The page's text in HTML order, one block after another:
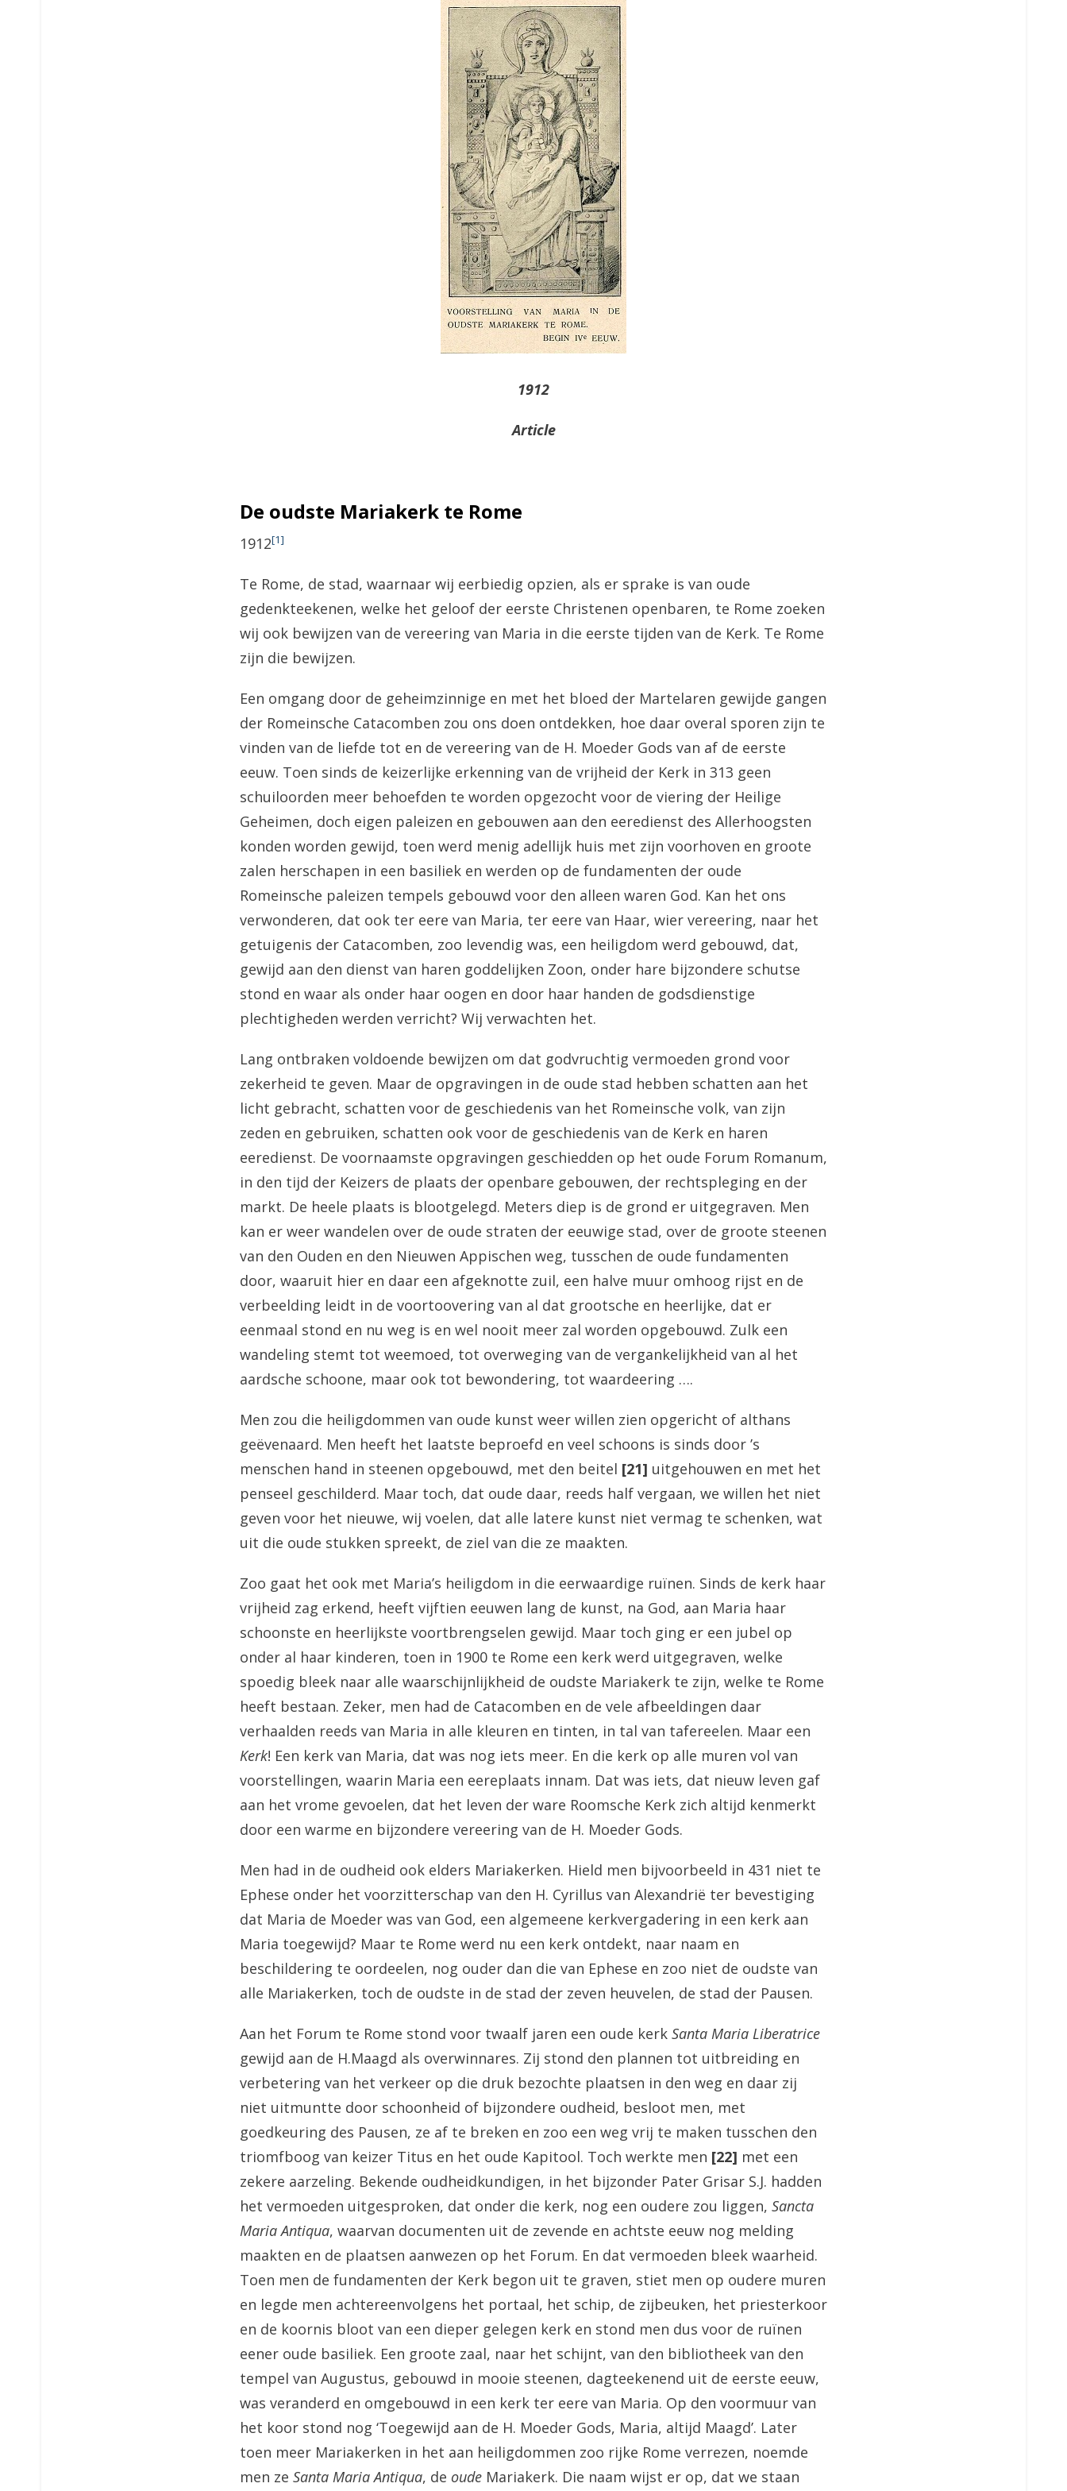
1912
Article
De oudste Mariakerk te Rome
1912[1]
Te Rome, de stad, waarnaar wij eerbiedig opzien, als er sprake is van oude
gedenkteekenen, welke het geloof der eerste Christenen openbaren, te Rome zoeken
wij ook bewijzen van de vereering van Maria in die eerste tijden van de Kerk. Te Rome
zijn die bewijzen.
Een omgang door de geheimzinnige en met het bloed der Martelaren gewijde gangen
der Romeinsche Catacomben zou ons doen ontdekken, hoe daar overal sporen zijn te
vinden van de liefde tot en de vereering van de H. Moeder Gods van af de eerste
eeuw. Toen sinds de keizerlijke erkenning van de vrijheid der Kerk in 313 geen
schuiloorden meer behoefden te worden opgezocht voor de viering der Heilige
Geheimen, doch eigen paleizen en gebouwen aan den eeredienst des Allerhoogsten
konden worden gewijd, toen werd menig adellijk huis met zijn voorhoven en groote
zalen herschapen in een basiliek en werden op de fundamenten der oude
Romeinsche paleizen tempels gebouwd voor den alleen waren God. Kan het ons
verwonderen, dat ook ter eere van Maria, ter eere van Haar, wier vereering, naar het
getuigenis der Catacomben, zoo levendig was, een heiligdom werd gebouwd, dat,
gewijd aan den dienst van haren goddelijken Zoon, onder hare bijzondere schutse
stond en waar als onder haar oogen en door haar handen de godsdienstige
plechtigheden werden verricht? Wij verwachten het.
Lang ontbraken voldoende bewijzen om dat godvruchtig vermoeden grond voor
zekerheid te geven. Maar de opgravingen in de oude stad hebben schatten aan het
licht gebracht, schatten voor de geschiedenis van het Romeinsche volk, van zijn
zeden en gebruiken, schatten ook voor de geschiedenis van de Kerk en haren
eeredienst. De voornaamste opgravingen geschiedden op het oude Forum Romanum,
in den tijd der Keizers de plaats der openbare gebouwen, der rechtspleging en der
markt. De heele plaats is blootgelegd. Meters diep is de grond er uitgegraven. Men
kan er weer wandelen over de oude straten der eeuwige stad, over de groote steenen
van den Ouden en den Nieuwen Appischen weg, tusschen de oude fundamenten
door, waaruit hier en daar een afgeknotte zuil, een halve muur omhoog rijst en de
verbeelding leidt in de voortoovering van al dat grootsche en heerlijke, dat er
eenmaal stond en nu weg is en wel nooit meer zal worden opgebouwd. Zulk een
wandeling stemt tot weemoed, tot overweging van de vergankelijkheid van al het
aardsche schoone, maar ook tot bewondering, tot waardeering ….
Men zou die heiligdommen van oude kunst weer willen zien opgericht of althans
geëvenaard. Men heeft het laatste beproefd en veel schoons is sinds door ’s
menschen hand in steenen opgebouwd, met den beitel [21] uitgehouwen en met het
penseel geschilderd. Maar toch, dat oude daar, reeds half vergaan, we willen het niet
geven voor het nieuwe, wij voelen, dat alle latere kunst niet vermag te schenken, wat
uit die oude stukken spreekt, de ziel van die ze maakten.
Zoo gaat het ook met Maria’s heiligdom in die eerwaardige ruïnen. Sinds de kerk haar
vrijheid zag erkend, heeft vijftien eeuwen lang de kunst, na God, aan Maria haar
schoonste en heerlijkste voortbrengselen gewijd. Maar toch ging er een jubel op
onder al haar kinderen, toen in 1900 te Rome een kerk werd uitgegraven, welke
spoedig bleek naar alle waarschijnlijkheid de oudste Mariakerk te zijn, welke te Rome
heeft bestaan. Zeker, men had de Catacomben en de vele afbeeldingen daar
verhaalden reeds van Maria in alle kleuren en tinten, in tal van tafereelen. Maar een
Kerk! Een kerk van Maria, dat was nog iets meer. En die kerk op alle muren vol van
voorstellingen, waarin Maria een eereplaats innam. Dat was iets, dat nieuw leven gaf
aan het vrome gevoelen, dat het leven der ware Roomsche Kerk zich altijd kenmerkt
door een warme en bijzondere vereering van de H. Moeder Gods.
Men had in de oudheid ook elders Mariakerken. Hield men bijvoorbeeld in 431 niet te
Ephese onder het voorzitterschap van den H. Cyrillus van Alexandrië ter bevestiging
dat Maria de Moeder was van God, een algemeene kerkvergadering in een kerk aan
Maria toegewijd? Maar te Rome werd nu een kerk ontdekt, naar naam en
beschildering te oordeelen, nog ouder dan die van Ephese en zoo niet de oudste van
alle Mariakerken, toch de oudste in de stad der zeven heuvelen, de stad der Pausen.
Aan het Forum te Rome stond voor twaalf jaren een oude kerk Santa Maria Liberatrice
gewijd aan de H.Maagd als overwinnares. Zij stond den plannen tot uitbreiding en
verbetering van het verkeer op die druk bezochte plaatsen in den weg en daar zij
niet uitmuntte door schoonheid of bijzondere oudheid, besloot men, met
goedkeuring des Pausen, ze af te breken en zoo een weg vrij te maken tusschen den
triomfboog van keizer Titus en het oude Kapitool. Toch werkte men [22] met een
zekere aarzeling. Bekende oudheidkundigen, in het bijzonder Pater Grisar S.J. hadden
het vermoeden uitgesproken, dat onder die kerk, nog een oudere zou liggen, Sancta
Maria Antiqua, waarvan documenten uit de zevende en achtste eeuw nog melding
maakten en de plaatsen aanwezen op het Forum. En dat vermoeden bleek waarheid.
Toen men de fundamenten der Kerk begon uit te graven, stiet men op oudere muren
en legde men achtereenvolgens het portaal, het schip, de zijbeuken, het priesterkoor
en de koornis bloot van een dieper gelegen kerk en stond men dus voor de ruïnen
eener oude basiliek. Een groote zaal, naar het schijnt, van den bibliotheek van den
tempel van Augustus, gebouwd in mooie steenen, dagteekenend uit de eerste eeuw,
was veranderd en omgebouwd in een kerk ter eere van Maria. Op den voormuur van
het koor stond nog ‘Toegewijd aan de H. Moeder Gods, Maria, altijd Maagd’. Later
toen meer Mariakerken in het aan heiligdommen zoo rijke Rome verrezen, noemde
men ze Santa Maria Antiqua, de oude Mariakerk. Die naam wijst er op, dat we staan